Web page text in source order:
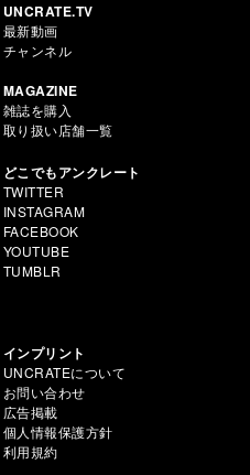
UNCRATE.TV
最新動画
チャンネル
MAGAZINE
雑誌を購入
取り扱い店舗一覧
どこでもアンクレート
TWITTER
INSTAGRAM
FACEBOOK
YOUTUBE
TUMBLR
インプリント
UNCRATEについて
お問い合わせ
広告掲載
個人情報保護方針
利用規約